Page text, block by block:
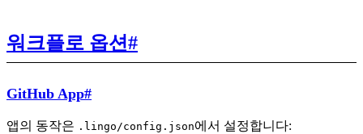
워크플로 옵션#
GitHub App#
앱의 동작은 .lingo/config.json에서 설정합니다: